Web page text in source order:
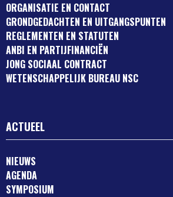
ORGANISATIE EN CONTACT
GRONDGEDACHTEN EN UITGANGSPUNTEN
REGLEMENTEN EN STATUTEN
ANBI EN PARTIJFINANCIËN
JONG SOCIAAL CONTRACT
WETENSCHAPPELIJK BUREAU NSC
ACTUEEL
NIEUWS
AGENDA
SYMPOSIUM